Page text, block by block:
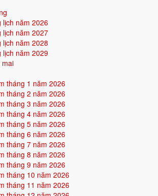
lịch năm 2026
lịch năm 2027
lịch năm 2028
lịch năm 2029
mai
tháng 1 năm 2026
tháng 2 năm 2026
tháng 3 năm 2026
tháng 4 năm 2026
tháng 5 năm 2026
tháng 6 năm 2026
tháng 7 năm 2026
tháng 8 năm 2026
tháng 9 năm 2026
tháng 10 năm 2026
tháng 11 năm 2026
mức trung bình cho việc nhập trạch (4/10) do
bất lợi.
cần gấp. Nên chọn đúng giờ Hoàng Đạo, tránh
yếu tố nào?
3/8
âm
Tốt nhập trạch
Âm: 22/6/2026
9h, 9h-11h, 15h-17h, 17h-19h, 21h-23h
đạt mức tốt cho việc nhập trạch (6/10) nhờ
trên yếu tố nào?
4/8
âm
Ngày Tốt nhập trạch
khẩuÂm: 23/6/2026